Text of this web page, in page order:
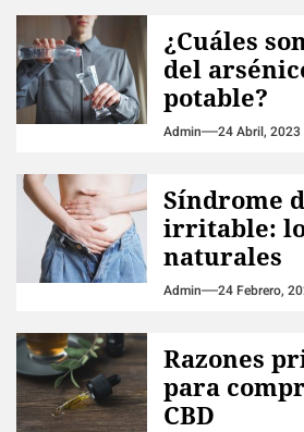
¿Cuáles
del
potable?
Admin 24 Abril, 2023
Síndrome
irritable:
naturales
Admin 24 Febrero,
Razones
para
CBD